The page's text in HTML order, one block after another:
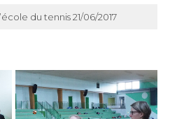
du tennis 21/06/2017